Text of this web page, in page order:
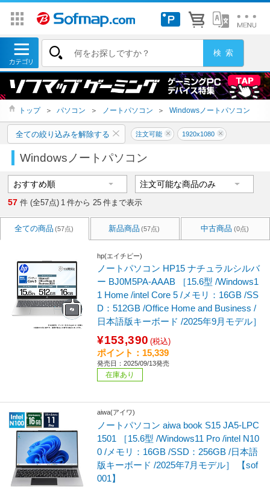
トップ ＞ パソコン ＞ ノートパソコン ＞ Windowsノートパソコン
全ての絞り込みを解除する 注文可能 1920x1080
Windowsノートパソコン
57 件 (全57点) 1 件から 25 件まで表示
全ての商品 (57点) 新品商品 (57点) 中古商品 (0点)
hp(エイチピー)
ノートパソコン HP15 ナチュラルシルバ
ー BJ0M5PA-AAAB ［15.6型 /Windows1
1 Home /intel Core 5 /メモリ：16GB /SS
D：512GB /Office Home and Business /
日本語版キーボード /2025年9月モデル］
¥153,390 (税込)
ポイント：15,339
発売日：2025/09/13発売
在庫あり
aiwa(アイワ)
ノートパソコン aiwa book S15 JA5-LPC
1501 ［15.6型 /Windows11 Pro /intel N10
0 /メモリ：16GB /SSD：256GB /日本語
版キーボード /2025年7月モデル］ 【sof
001】